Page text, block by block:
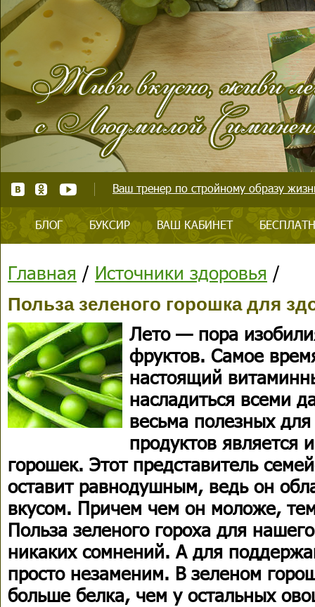
Ваш тренер по стройному образу
БЛОГ БУКСИР ВАШ КАБИНЕТ
Главная / Источники здоровья /
Польза зеленого горошка для
Лето — пора
фруктов. Самое
настоящий
насладиться всеми
весьма полезных
продуктов является
горошек. Этот представитель
оставит равнодушным, ведь он
вкусом. Причем чем он моложе,
Польза зеленого гороха для
никаких сомнений. А для
просто незаменим. В зеленом
больше белка, чем у остальных